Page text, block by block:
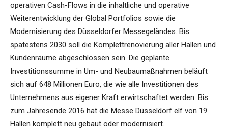
operativen Cash-Flows in die inhaltliche und operative
Weiterentwicklung der Global Portfolios sowie die
Modernisierung des Düsseldorfer Messegeländes. Bis
spätestens 2030 soll die Komplettrenovierung aller Hallen und
Kundenräume abgeschlossen sein. Die geplante
Investitionssumme in Um- und Neubaumaßnahmen beläuft
sich auf 648 Millionen Euro, die wie alle Investitionen des
Unternehmens aus eigener Kraft erwirtschaftet werden. Bis
zum Jahresende 2016 hat die Messe Düsseldorf elf von 19
Hallen komplett neu gebaut oder modernisiert.